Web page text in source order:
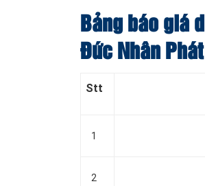
Bảng báo giá
Đức Nhân Phát
Stt
1
2